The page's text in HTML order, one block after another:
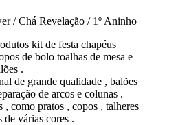
/ Chá Revelação / 1º Aninho
kit de festa chapéus
de bolo toalhas de mesa e
.
de grande qualidade , balões
de arcos e colunas .
, como pratos , copos , talheres
de várias cores .